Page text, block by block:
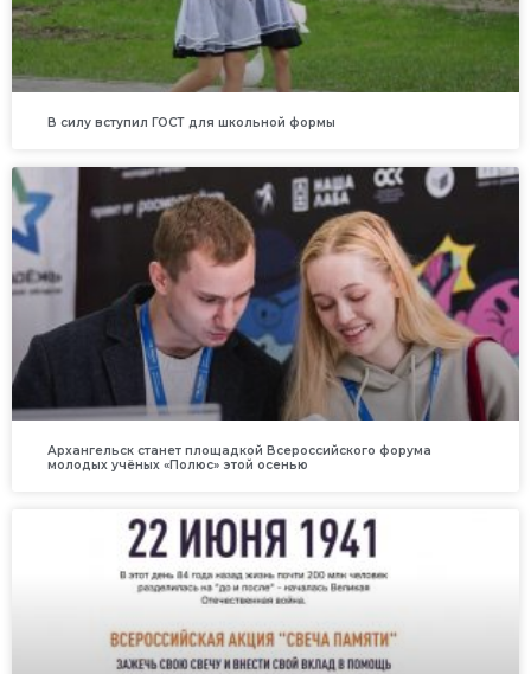
В силу вступил ГОСТ для школьной формы
Архангельск станет площадкой Всероссийского форума
молодых учёных «Полюс» этой осенью